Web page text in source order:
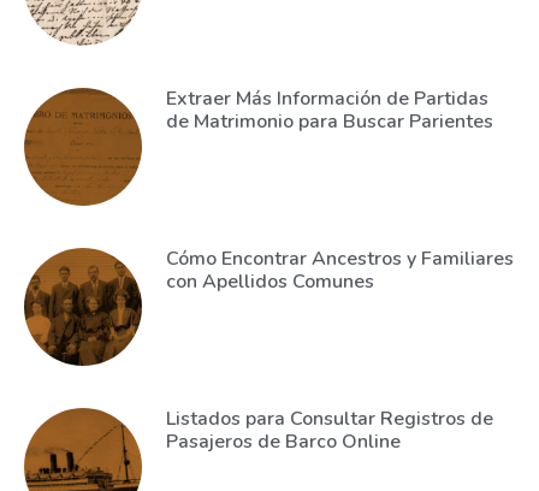
Extraer Más Información de Partidas
de Matrimonio para Buscar Parientes
Cómo Encontrar Ancestros y Familiares
con Apellidos Comunes
Listados para Consultar Registros de
Pasajeros de Barco Online